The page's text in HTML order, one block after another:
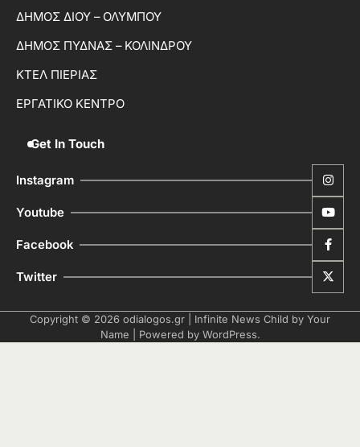
ΔΗΜΟΣ ΔΙΟΥ – ΟΛΥΜΠΟΥ
ΔΗΜΟΣ ΠΥΔΝΑΣ – ΚΟΛΙΝΔΡΟΥ
ΚΤΕΛ ΠΙΕΡΙΑΣ
ΕΡΓΑΤΙΚΟ ΚΕΝΤΡΟ
Get In Touch
Instagram
Youtube
Facebook
Twitter
Copyright © 2026 odialogos.gr | Infinite News Child by Your
Name | Powered by WordPress.